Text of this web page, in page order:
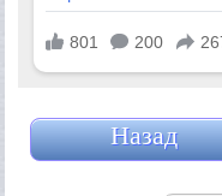
Назад